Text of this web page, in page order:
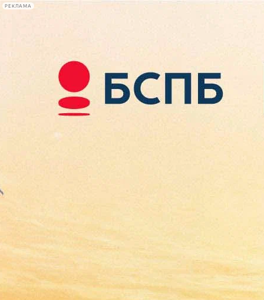
РЕКЛАМА
Сегодня:
2026.08.07
22:30
Афиша Plus